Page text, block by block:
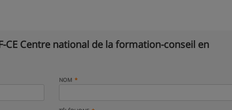
CE Centre national de la formation-conseil en
NOM